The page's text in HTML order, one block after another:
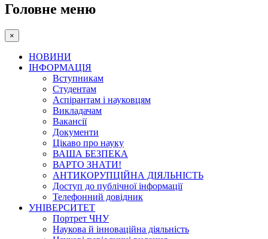
Головне меню
×
НОВИНИ
ІНФОРМАЦІЯ
Вступникам
Студентам
Аспірантам і науковцям
Викладачам
Вакансії
Документи
Цікаво про науку
ВАША БЕЗПЕКА
ВАРТО ЗНАТИ!
АНТИКОРУПЦІЙНА ДІЯЛЬНІСТЬ
Доступ до публічної інформації
Телефонний довідник
УНІВЕРСИТЕТ
Портрет ЧНУ
Наукова й інноваційна діяльність